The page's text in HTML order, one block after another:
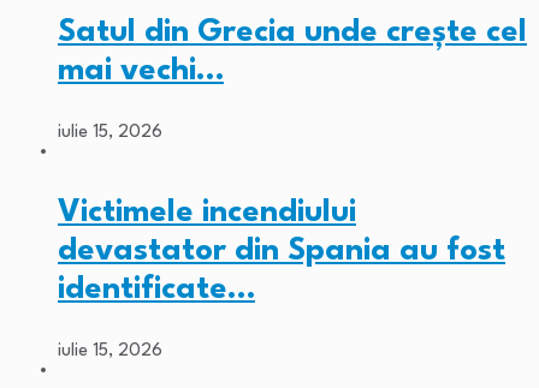
Satul din Grecia unde crește cel
mai vechi…
iulie 15, 2026
Victimele incendiului
devastator din Spania au fost
identificate…
iulie 15, 2026